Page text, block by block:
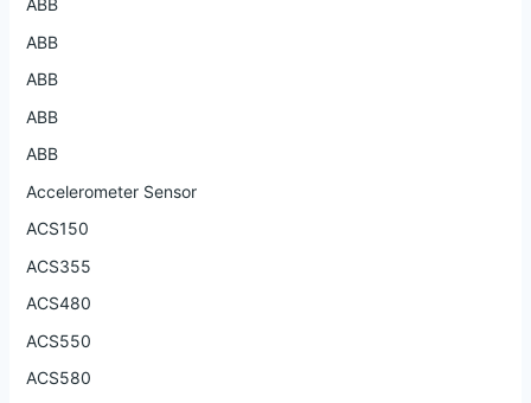
ABB
ABB
ABB
ABB
ABB
Accelerometer Sensor
ACS150
ACS355
ACS480
ACS550
ACS580